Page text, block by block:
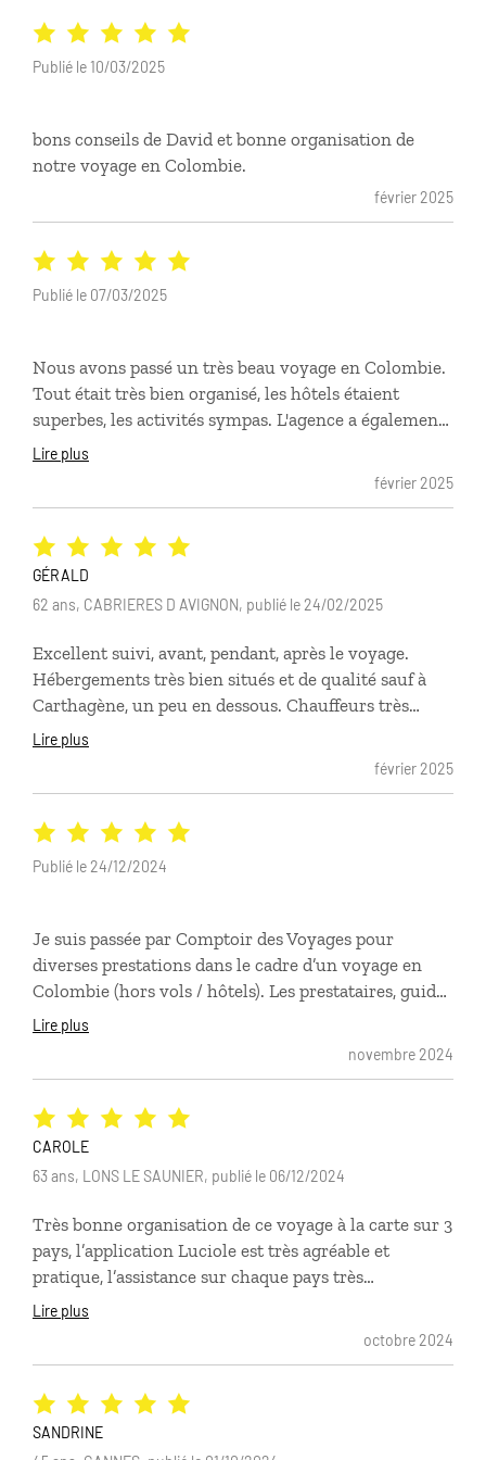
pour la casa de Lucy , un véritable havre de paix en
plein Carthagene.Lucy est d’une gentillesse
bons conseils de David et bonne organisation de
notre voyage en Colombie.
février 2025
Publié le 10/03/2025
Nous avons passé un très beau voyage en Colombie.
Tout était très bien organisé, les hôtels étaient
superbes, les activités sympas. L'agence a également
su gérer pour nous un retard d'avion en décalant la
suite de notre programme. Vraiment c'était super !
Lire plus
février 2025
Publié le 07/03/2025
Excellent suivi, avant, pendant, après le voyage.
Hébergements très bien situés et de qualité sauf à
Carthagène, un peu en dessous. Chauffeurs très
serviables et ponctuels. Gest host très aimable. Le
service Luciole est un plus très appréciable qui fait la
entreprises spécialisées le font en illimité et peu
cher. Très satisfait donc. Je reviendrai vers vous.
Lire plus
février 2025
GÉRALD
62 ans, CABRIERES D AVIGNON, publié le 24/02/2025
Je suis passée par Comptoir des Voyages pour
diverses prestations dans le cadre d’un voyage en
Colombie (hors vols / hôtels). Les prestataires, guides
comme chauffeurs sont toujours arrivés à l’heure.
Mon voyage s’est bien passé et il était rassurant
très gentille, a répondu à toutes mes questions et m’a
donné tous les conseils qu’elle avait. Je recommande
!
Lire plus
novembre 2024
Publié le 24/12/2024
Très bonne organisation de ce voyage à la carte sur 3
pays, l’application Luciole est très agréable et
pratique, l’assistance sur chaque pays très
opérationnelle, le choix des hébergements
Lire plus
octobre 2024
CAROLE
63 ans, LONS LE SAUNIER, publié le 06/12/2024
SANDRINE